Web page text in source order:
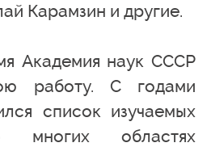
Карамзин и другие.
Академия наук СССР
работу. С годами
список изучаемых
многих областях